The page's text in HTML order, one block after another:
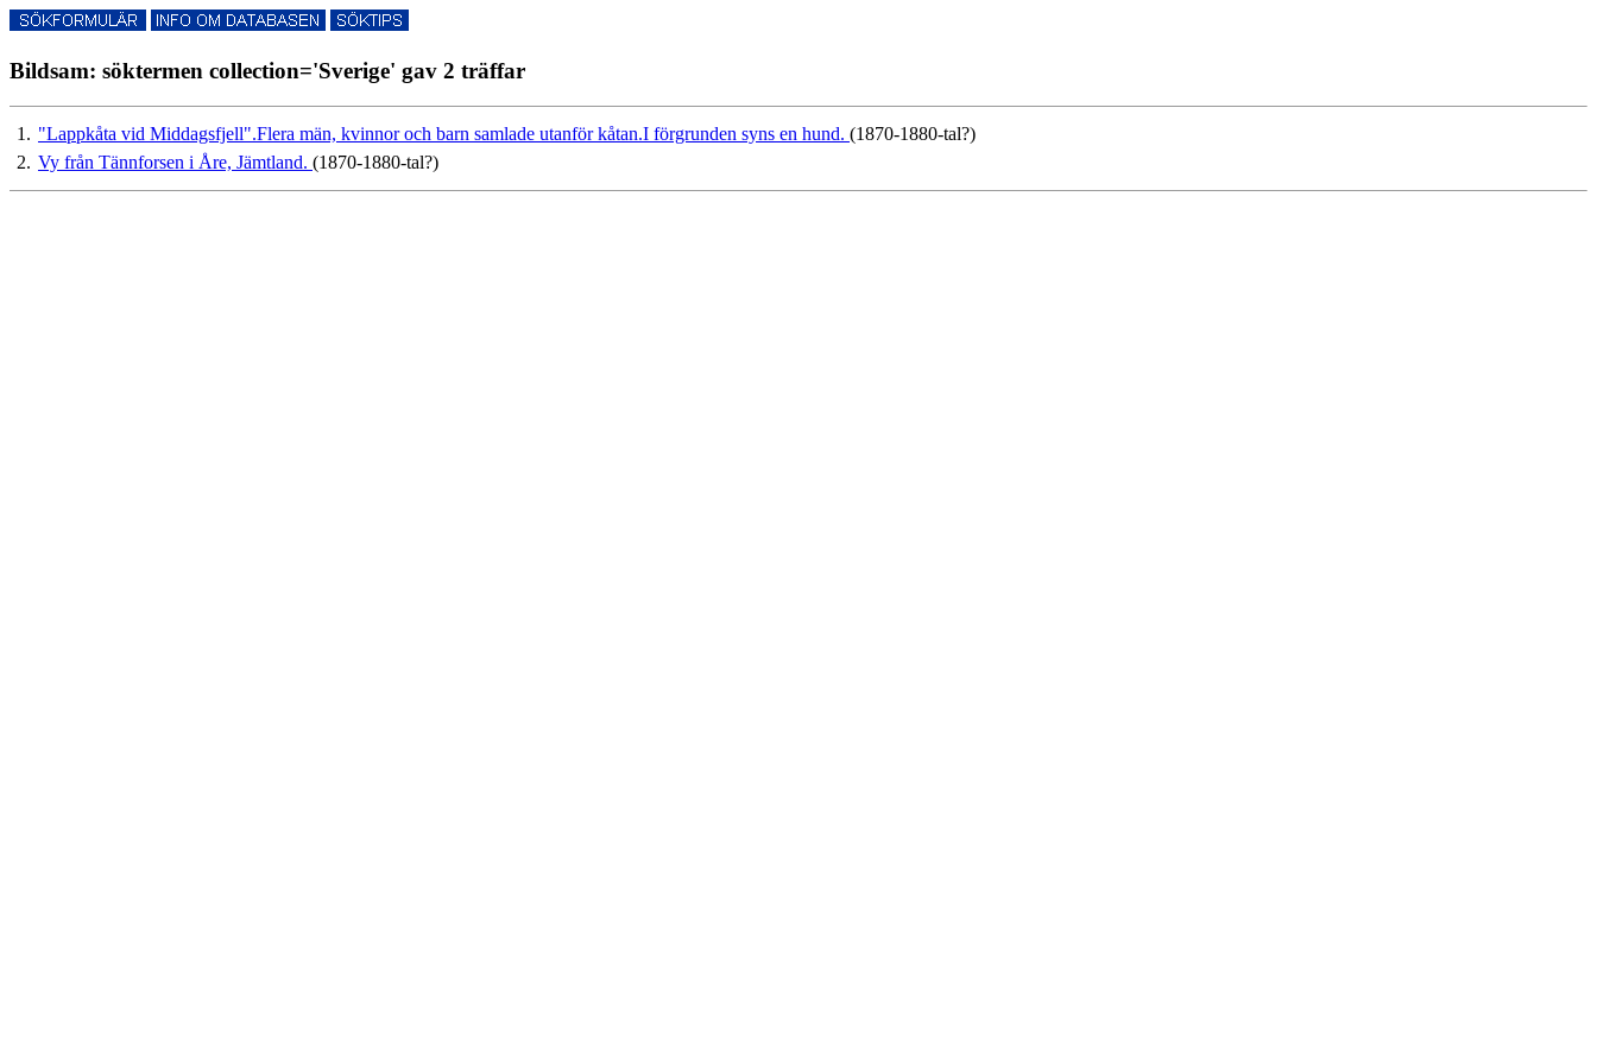
Bildsam: söktermen collection='Sverige' gav 2 träffar
1. "Lappkåta vid Middagsfjell".Flera män, kvinnor och barn samlade utanför kåtan.I förgrunden syns en hund. (1870-1880-tal?)
2. Vy från Tännforsen i Åre, Jämtland. (1870-1880-tal?)